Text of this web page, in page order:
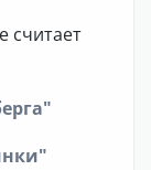
считает